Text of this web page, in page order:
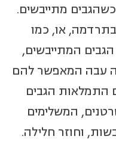
מתייבשים.
או, כמו
המתייבשים,
עבה המאפשר להם
התמלאות הגבים
המשלימים
וחוזר חלילה.